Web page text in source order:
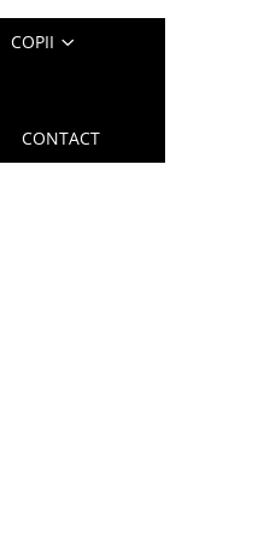
COPII
CONTACT